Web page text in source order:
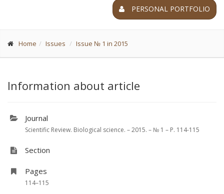
PERSONAL PORTFOLIO
Home Issues Issue № 1 in 2015
Information about article
Journal
Scientific Review. Biological science. – 2015. – № 1 – P. 114-115
Section
Pages
114–115